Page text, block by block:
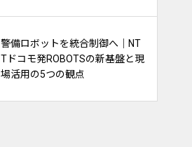
警備ロボットを統合制御へ｜NT
Tドコモ発ROBOTSの新基盤と現
場活用の5つの観点
交通誘導警備は“経験”から“デー
タ活用”へ｜DENNOUリサーチが
示す渋滞対策の新しい視点